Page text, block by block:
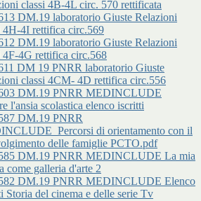
classi 4B-4L circ. 570 rettificata
DM.19 laboratorio Giuste Relazioni
4H-4I rettifica circ.569
DM.19 laboratorio Giuste Relazioni
4F-4G rettifica circ.568
DM 19 PNRR laboratorio Giuste
classi 4CM- 4D rettifica circ.556
DM.19 PNRR MEDINCLUDE
l'ansia scolastica elenco iscritti
DM.19 PNRR
di orientamento con il
delle famiglie PCTO.pdf
DM.19 PNRR MEDINCLUDE La mia
come galleria d'arte 2
DM.19 PNRR MEDINCLUDE Elenco
Storia del cinema e delle serie Tv